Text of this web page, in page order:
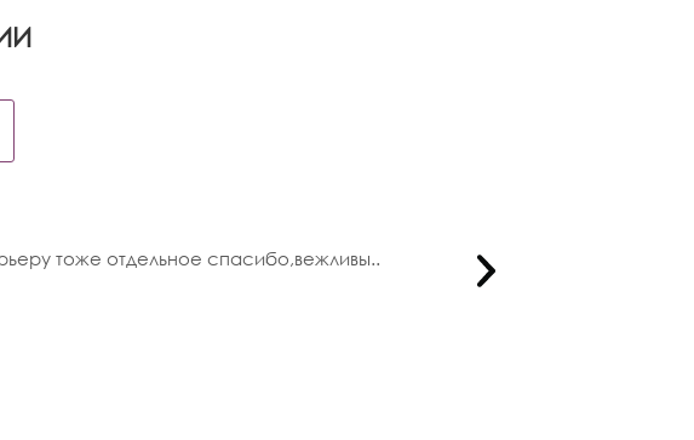
тоже отдельное спасибо,вежливы..